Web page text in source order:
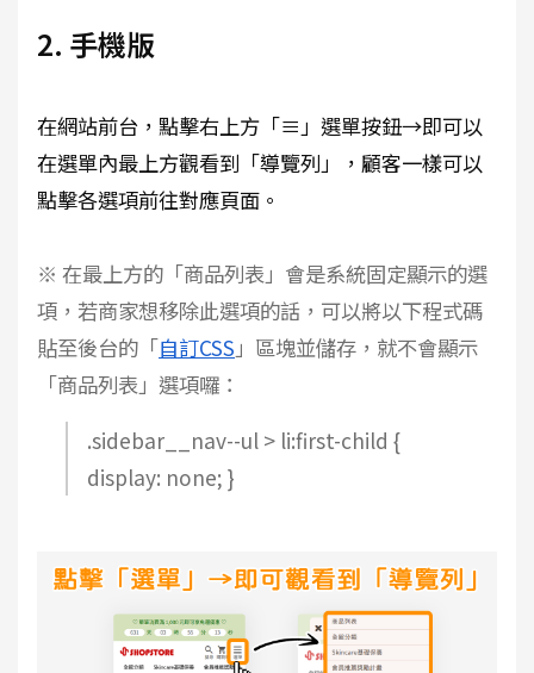
2. 手機版
在網站前台，點擊右上方「≡」選單按鈕→即可以
在選單內最上方觀看到「導覽列」，顧客一樣可以
點擊各選項前往對應頁面。
※ 在最上方的「商品列表」會是系統固定顯示的選
項，若商家想移除此選項的話，可以將以下程式碼
貼至後台的「自訂CSS 」區塊並儲存，就不會顯示
「商品列表」選項囉：
.sidebar__nav--ul > li:first-child {
display: none; }